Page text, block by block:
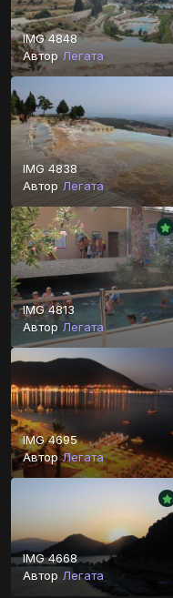
IMG 4848
Автор Легата
IMG 4838
Автор Легата
IMG 4813
Автор Легата
IMG 4695
АвторЛегата
IMG 4668
Автор Легата